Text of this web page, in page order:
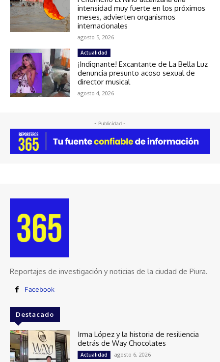
intensidad muy fuerte en los próximos
meses, advierten organismos
internacionales
agosto 5, 2026
Actualidad
¡Indignante! Excantante de La Bella Luz
denuncia presunto acoso sexual de
director musical
agosto 4, 2026
- Publicidad -
Reportajes de investigación y noticias de la ciudad de Piura.
Facebook
Destacado
Irma López y la historia de resiliencia
detrás de Way Chocolates
Actualidad agosto 6, 2026